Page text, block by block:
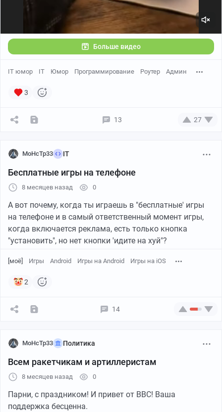
Больше видео
IT юмор IT Юмор Программирование Роутер Админ
3
13 27
MoHcTp33 IT
Бесплатные игры на телефоне
8 месяцев назад 0
А вот почему, когда ты играешь в "бесплатные' игры
на телефоне и в самый ответственный момент игры,
когда включается реклама, есть только кнопка
"установить", но нет кнопки 'идите на хуй"?
[моё] Игры Android Игры на Android Игры на iOS
2
14
MoHcTp33 Политика
Всем ракетчикам и артиллеристам
8 месяцев назад 0
Парни, с праздником! И привет от ВВС! Ваша
поддержка бесценна.